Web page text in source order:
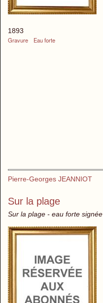
1893
Gravure
Eau forte
Pierre-Georges JEANNIOT
Sur la plage
Sur la plage - eau forte signée